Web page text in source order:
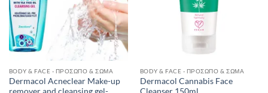
BODY & FACE - ΠΡΌΣΩΠΟ & ΣΏΜΑ
Dermacol Acneclear Make-up
remover and cleansing gel-
BODY & FACE - ΠΡΌΣΩΠΟ & ΣΏΜΑ
Dermacol Cannabis Face
Cleanser 150ml